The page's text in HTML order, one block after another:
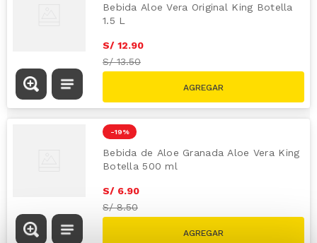
Bebida Aloe Vera Original King Botella
1.5 L
S/ 12.90
S/13.50
-19 %
Bebida de Aloe Granada Aloe Vera King
Botella 500 ml
S/ 6.90
S/8.50